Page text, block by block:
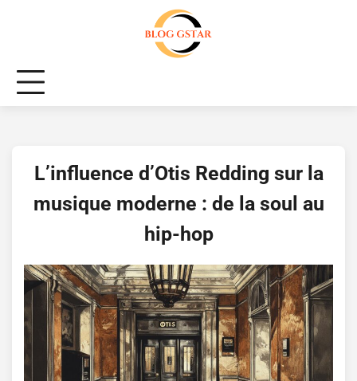
L’influence d’Otis Redding sur la
musique moderne : de la soul au
hip-hop